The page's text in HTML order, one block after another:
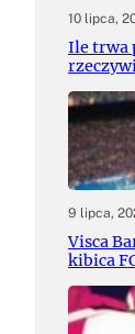
10 lipca,
Ile trwa
9 lipca,
Visca
kibica